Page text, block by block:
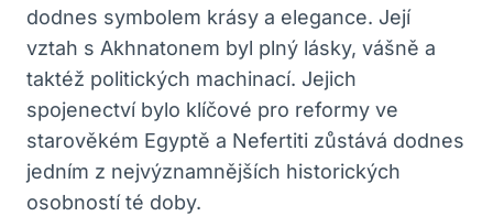
dodnes symbolem krásy a elegance. Její
vztah s Akhnatonem byl plný lásky, vášně a
taktéž politických machinací. Jejich
spojenectví bylo klíčové pro reformy ve
starověkém Egyptě a Nefertiti zůstává dodnes
jedním z nejvýznamnějších historických
osobností té doby.